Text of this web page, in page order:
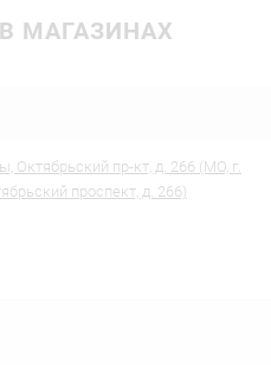
МАГАЗИНАХ
Октябрьский пр-кт, д. 266 (МО, г.
проспект, д. 266)